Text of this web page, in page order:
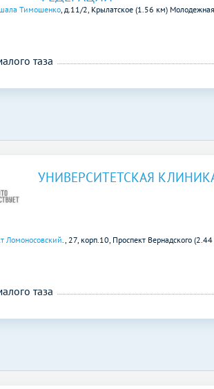
Тимошенко , д.11/2, Крылатское (1.56 км)
таза
УНИВЕРСИТЕТСКАЯ
Ломоносовский ., 27, корп.10, Проспект Вернадского
таза